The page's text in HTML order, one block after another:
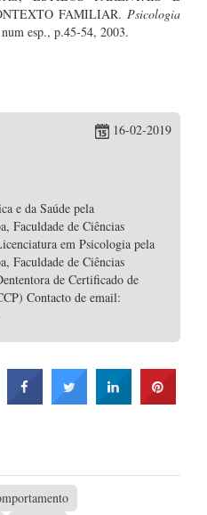
FAMILIAR. Psicologia
esp., p.45-54, 2003.
16-02-2019
e da Saúde pela
Faculdade de Ciências
em Psicologia pela
Faculdade de Ciências
de Certificado de
Contacto de email: